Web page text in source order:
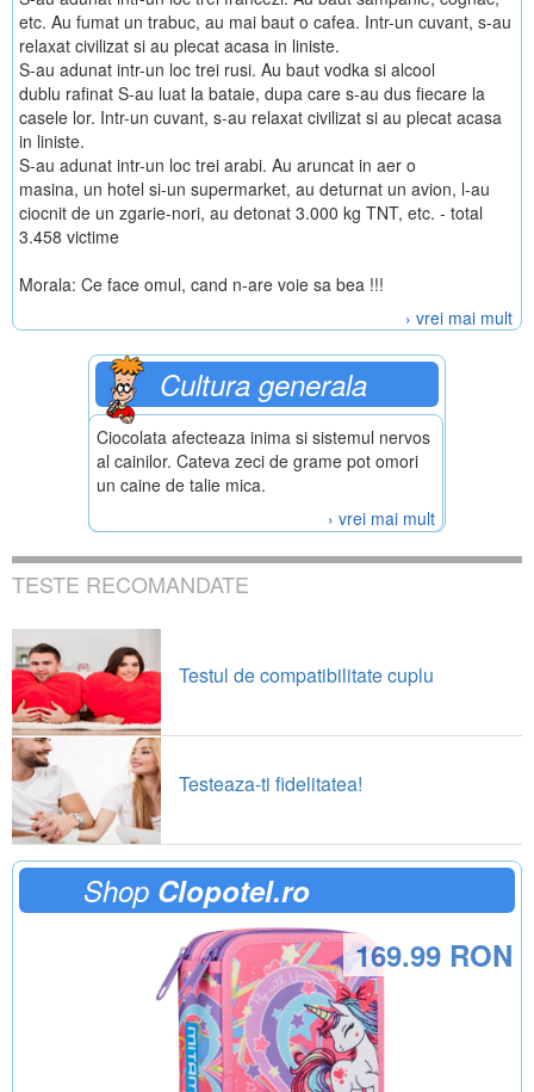
etc. Au fumat un trabuc, au mai baut o cafea. Intr-un cuvant, s-au
relaxat civilizat si au plecat acasa in liniste.
S-au adunat intr-un loc trei rusi. Au baut vodka si alcool
dublu rafinat S-au luat la bataie, dupa care s-au dus fiecare la
casele lor. Intr-un cuvant, s-au relaxat civilizat si au plecat acasa
in liniste.
S-au adunat intr-un loc trei arabi. Au aruncat in aer o
masina, un hotel si-un supermarket, au deturnat un avion, l-au
ciocnit de un zgarie-nori, au detonat 3.000 kg TNT, etc. - total
3.458 victime
Morala: Ce face omul, cand n-are voie sa bea !!!
› vrei mai mult
Cultura generala
Ciocolata afecteaza inima si sistemul nervos
al cainilor. Cateva zeci de grame pot omori
un caine de talie mica.
› vrei mai mult
TESTE RECOMANDATE
Testul de compatibilitate cuplu
Testeaza-ti fidelitatea!
Shop Clopotel.ro
169.99 RON